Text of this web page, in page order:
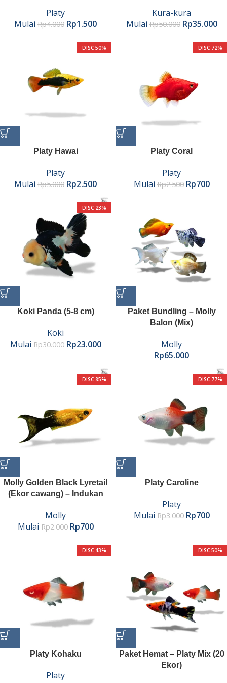
Platy
Mulai Rp4.000 Rp1.500
Kura-kura
MulaiRp50.000 Rp35.000
DISC 50%
Platy Hawai
Platy
Mulai Rp5.000 Rp2.500
DISC 72%
Platy Coral
Platy
MulaiRp2.500 Rp700
DISC 23%
Koki Panda (5-8 cm)
Koki
MulaiRp30.000 Rp23.000
Paket Bundling – Molly
Balon (Mix)
Molly
Rp65.000
DISC 85%
Molly Golden Black Lyretail
(Ekor cawang) – Indukan
Molly
MulaiRp2.000 Rp700
DISC 77%
Platy Caroline
Platy
MulaiRp3.000 Rp700
DISC 43%
Platy Kohaku
Platy
DISC 50%
Paket Hemat – Platy Mix (20
Ekor)